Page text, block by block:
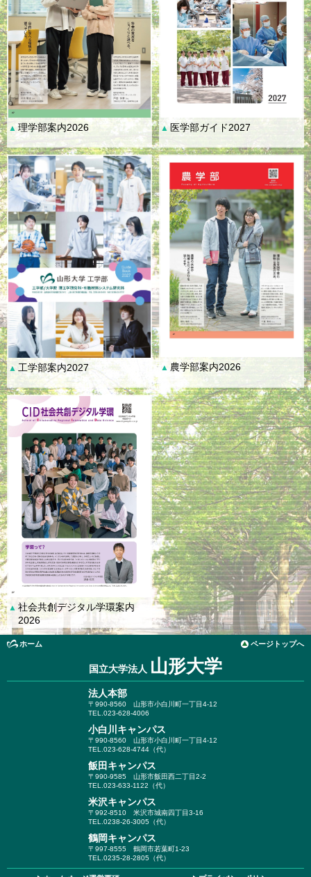
▲理学部案内2026 ▲ 医学部ガイド2027
▲ 工学部案内2027 ▲ 農学部案内2026
▲ 社会共創デジタル学環案内
2026
ホーム ページトップへ
国立大学法人 山形大学
法人本部
〒990-8560 山形市小白川町一丁目4-12
TEL.023-628-4006
小白川キャンパス
〒990-8560 山形市小白川町一丁目4-12
TEL.023-628-4744（代）
飯田キャンパス
〒990-9585 山形市飯田西二丁目2-2
TEL.023-633-1122（代）
米沢キャンパス
〒992-8510 米沢市城南四丁目3-16
TEL.0238-26-3005（代）
鶴岡キャンパス
〒997-8555 鶴岡市若葉町1-23
TEL.0235-28-2805（代）